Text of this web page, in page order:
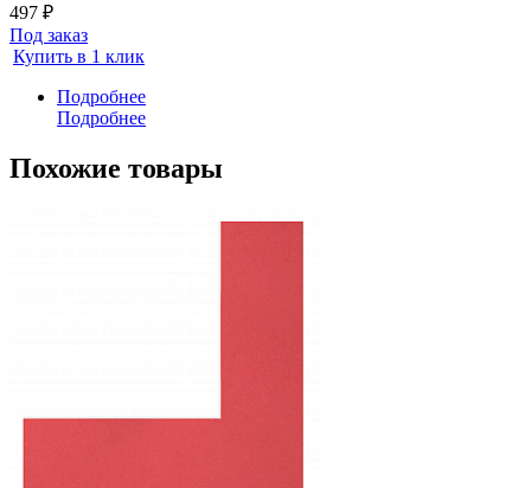
497 ₽
Под заказ
Купить в 1 клик
Подробнее
Подробнее
Похожие товары